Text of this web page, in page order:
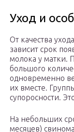
Уход и
От качества
зависит срок
молока у матки.
большого
одновременно
их вместе.
супоросности.
На небольших
месяцев)